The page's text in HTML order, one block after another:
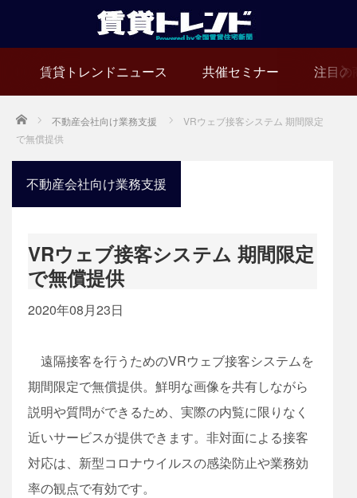
賃貸トレンドニュース 共催セミナー 注目の
Home 不動産会社向け業務支援
VRウェブ接客システム 期間限定
で無償提供
不動産会社向け業務支援
VRウェブ接客システム 期間限定
で無償提供
2020年08月23日
遠隔接客を行うためのVRウェブ接客システムを
期間限定で無償提供。鮮明な画像を共有しながら
説明や質問ができるため、実際の内覧に限りなく
近いサービスが提供できます。非対面による接客
対応は、新型コロナウイルスの感染防止や業務効
率の観点で有効です。